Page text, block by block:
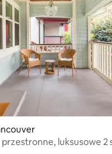
luksusowe 2